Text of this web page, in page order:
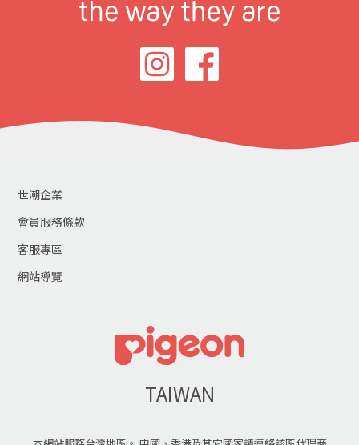
世潮企業
會員服務條款
客服專區
網站導覽
TAIWAN